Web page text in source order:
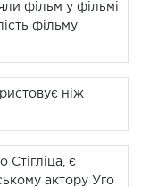
фільм у фільмі
фільму
ніж
Стігліца, є
актору Уго